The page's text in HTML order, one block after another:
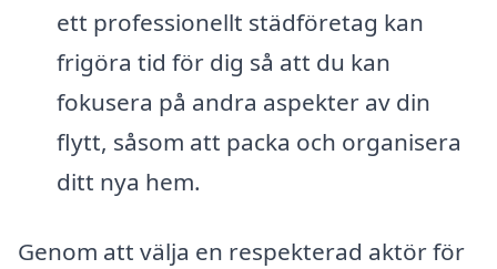
ett professionellt städföretag kan
frigöra tid för dig så att du kan
fokusera på andra aspekter av din
flytt, såsom att packa och organisera
ditt nya hem.
Genom att välja en respekterad aktör för